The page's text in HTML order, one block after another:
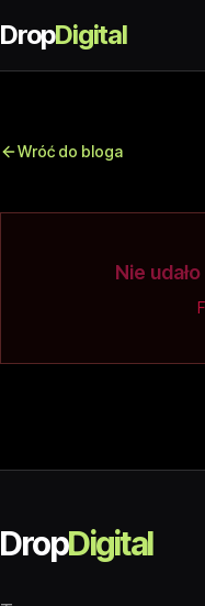
DropDigital
Wróć do bloga
Nie
DropDigital